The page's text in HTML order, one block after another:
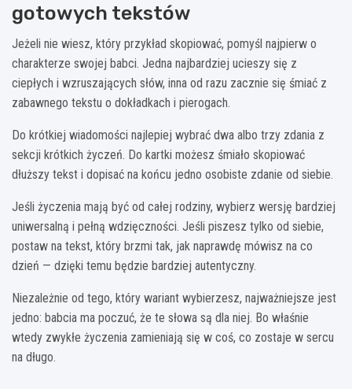
gotowych tekstów
Jeżeli nie wiesz, który przykład skopiować, pomyśl najpierw o
charakterze swojej babci. Jedna najbardziej ucieszy się z
ciepłych i wzruszających słów, inna od razu zacznie się śmiać z
zabawnego tekstu o dokładkach i pierogach.
Do krótkiej wiadomości najlepiej wybrać dwa albo trzy zdania z
sekcji krótkich życzeń. Do kartki możesz śmiało skopiować
dłuższy tekst i dopisać na końcu jedno osobiste zdanie od siebie.
Jeśli życzenia mają być od całej rodziny, wybierz wersję bardziej
uniwersalną i pełną wdzięczności. Jeśli piszesz tylko od siebie,
postaw na tekst, który brzmi tak, jak naprawdę mówisz na co
dzień — dzięki temu będzie bardziej autentyczny.
Niezależnie od tego, który wariant wybierzesz, najważniejsze jest
jedno: babcia ma poczuć, że te słowa są dla niej. Bo właśnie
wtedy zwykłe życzenia zamieniają się w coś, co zostaje w sercu
na długo.